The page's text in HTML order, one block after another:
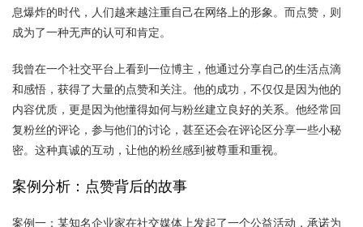
息爆炸的时代，人们越来越注重自己在网络上的形象。而点赞，则
成为了一种无声的认可和肯定。
我曾在一个社交平台上看到一位博主，他通过分享自己的生活点滴
和感悟，获得了大量的点赞和关注。他的成功，不仅仅是因为他的
内容优质，更是因为他懂得如何与粉丝建立良好的关系。他经常回
复粉丝的评论，参与他们的讨论，甚至还会在评论区分享一些小秘
密。这种真诚的互动，让他的粉丝感到被尊重和重视。
案例分析：点赞背后的故事
案例一：某知名企业家在社交媒体上发起了一个公益活动，承诺为